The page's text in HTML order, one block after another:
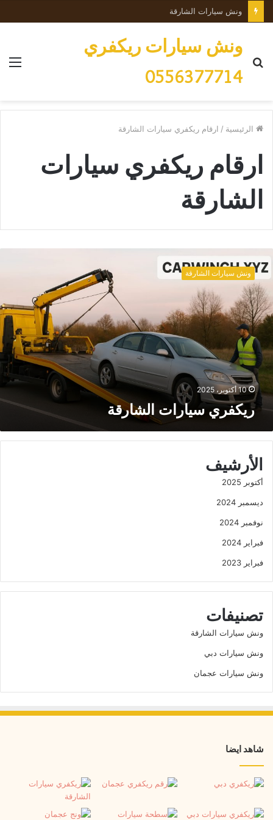
ونش سيارات الشارقة
ونش سيارات ريكفري
0556377714عن
الرئيسية / ارقام ريكفري سيارات الشارقة
ارقام ريكفري سيارات
الشارقة
ك
ر
ي
ي
ت
ش
ونش سيارات الشارقة
10 أكتوبر، 2025
ريكفري سيارات الشارقة
الأرشيف
أكتوبر 2025
ديسمبر 2024
نوفمبر 2024
فبراير 2024
فبراير 2023
تصنيفات
ونش سيارات الشارقة
ونش سيارات دبي
ونش سيارات عجمان
شاهد ايضا